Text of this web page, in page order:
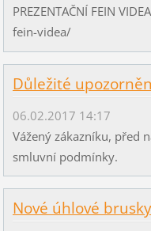
PREZENTAČNÍ FEIN
fein-videa/
Důležité
06.02.2017 14:17
Vážený zákazníku, před
smluvní podmínky.
Nové úhlové brusky